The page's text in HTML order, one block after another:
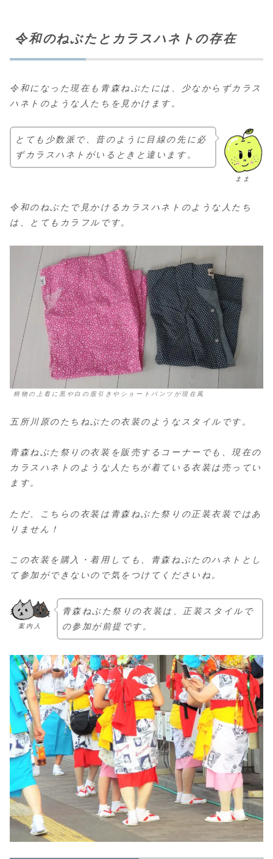
令和のねぶたとカラスハネトの存在
令和になった現在も青森ねぶたには、少なからずカラス
ハネトのような人たちを見かけます。
まま
とても少数派で、昔のように目線の先に必
ずカラスハネトがいるときと違います。
令和のねぶたで見かけるカラスハネトのような人たち
は、とてもカラフルです。
柄物の上着に黒や白の股引きやショートパンツが現在風
五所川原のたちねぶたの衣装のようなスタイルです。
青森ねぶた祭りの衣装を販売するコーナーでも、現在の
カラスハネトのような人たちが着ている衣装は売ってい
ます。
ただ、こちらの衣装は青森ねぶた祭りの正装衣装ではあ
りません！
この衣装を購入・着用しても、青森ねぶたのハネトとし
て参加ができないので気をつけてくださいね。
案内人
青森ねぶた祭りの衣装は、正装スタイルで
の参加が前提です。